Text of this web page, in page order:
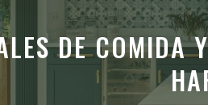
DE COMIDA